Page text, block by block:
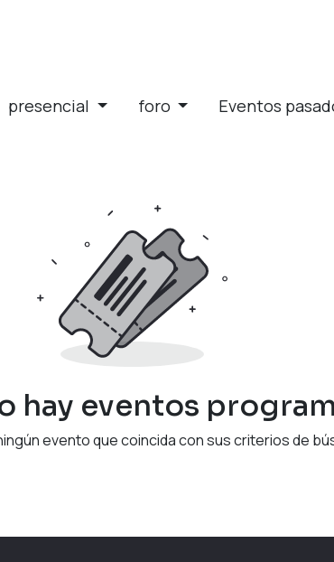
presencial foro Eventos
hay eventos
evento que coincida con sus criterios de